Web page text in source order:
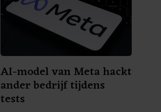
AI-model van Meta hackt
ander bedrijf tijdens
tests